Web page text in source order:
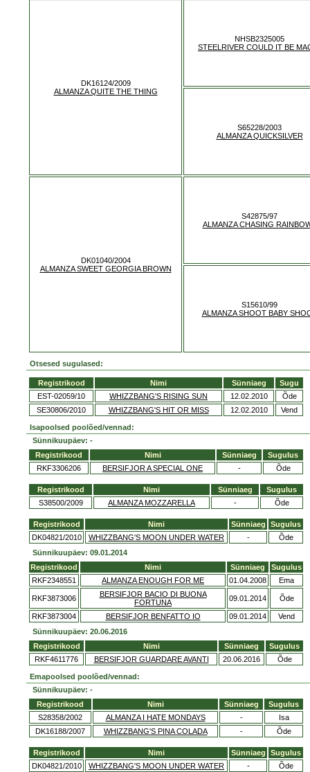
DK16124/2009
ALMANZA QUITE THE THING
NHSB2325005
STEELRIVER COULD IT BE
S65228/2003
ALMANZA QUICKSILVER
DK01040/2004
ALMANZA SWEET GEORGIA BROWN
S42875/97
ALMANZA CHASING
S15610/99
ALMANZA SHOOT BABY
Otsesed sugulased:
Registrikood Nimi Sünniaeg
Sugu
EST-02059/10
WHIZZBANG'S RISING SUN 12.02.2010
Õde
SE30806/2010
WHIZZBANG'S HIT OR MISS 12.02.2010 Vend
Isapoolsed poolõed/vennad:
Sünnikuupäev: -
Registrikood
Nimi Sünniaeg
Sugulus
RKF3306206
BERSIFJOR A SPECIAL ONE - Õde
Registrikood Nimi Sünniaeg
Sugulus
S38500/2009
ALMANZA MOZZARELLA - Õde
Registrikood Nimi Sünniaeg
Sugulus
DK04821/2010
WHIZZBANG'S MOON UNDER WATER -
Õde
Sünnikuupäev: 09.01.2014
Registrikood
Nimi Sünniaeg
Sugulus
RKF2348551
ALMANZA ENOUGH FOR ME 01.04.2008 Ema
RKF3873006
BERSIFJOR BACIO DI BUONA
FORTUNA
09.01.2014 Õde
RKF3873004 BERSIFJOR BENFATTO IO 09.01.2014
Vend
Sünnikuupäev: 20.06.2016
Registrikood
Nimi Sünniaeg
Sugulus
RKF4611776
BERSIFJOR GUARDARE AVANTI 20.06.2016 Õde
Emapoolsed poolõed/vennad:
Sünnikuupäev: -
Registrikood
Nimi Sünniaeg
Sugulus
S28358/2002
ALMANZA I HATE MONDAYS -
Isa
DK16188/2007
WHIZZBANG'S PINA COLADA - Õde
Registrikood Nimi Sünniaeg
Sugulus
DK04821/2010
WHIZZBANG'S MOON UNDER WATER - Õde